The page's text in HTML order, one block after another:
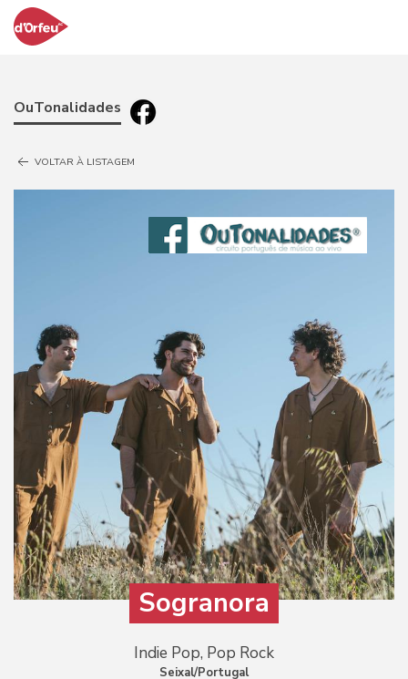
OuTonalidades
VOLTAR À LISTAGEM
Sogranora
Indie Pop, Pop Rock
Seixal/Portugal